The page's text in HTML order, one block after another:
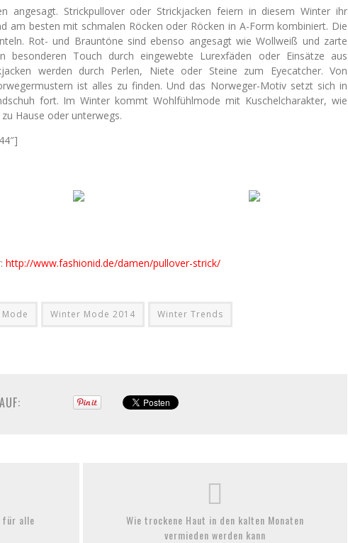
angesagt. Strickpullover oder Strickjacken feiern in diesem Winter ihr
am besten mit schmalen Röcken oder Röcken in A-Form kombiniert. Die
Rot- und Brauntöne sind ebenso angesagt wie Wollweiß und zarte
besonderen Touch durch eingewebte Lurexfäden oder Einsätze aus
werden durch Perlen, Niete oder Steine zum Eyecatcher. Von
ist alles zu finden. Und das Norweger-Motiv setzt sich in
fort. Im Winter kommt Wohlfühlmode mit Kuschelcharakter, wie
Hause oder unterwegs.
http://www.fashionid.de/damen/pullover-strick/
Winter Mode 2014 Winter Trends
für alle
Wie trockene Haut in den kalten Monaten
vermieden werden kann